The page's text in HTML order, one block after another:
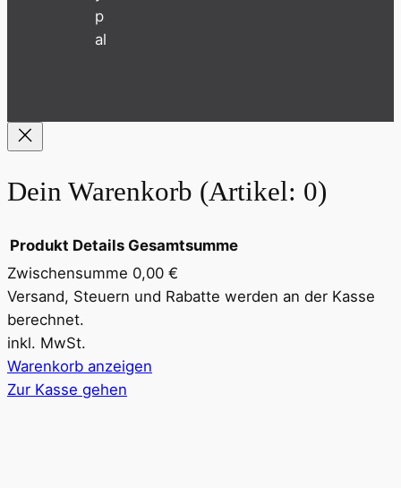
Dein Warenkorb (Artikel: 0)
Produkte
im
Warenkorb
Produkt Details Gesamtsumme
Zwischensumme 0,00 €
Versand, Steuern und Rabatte werden an der Kasse
berechnet.
inkl. MwSt.
Warenkorb anzeigen
Zur Kasse gehen